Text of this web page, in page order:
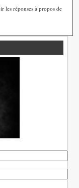
les réponses à propos de